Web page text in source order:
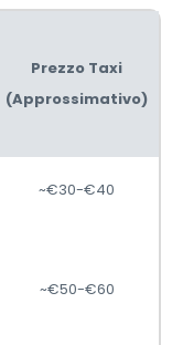
Prezzo Taxi
(Approssimativo)
~€30-€40
~€50-€60